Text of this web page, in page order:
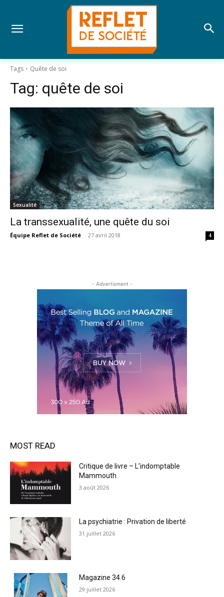
Tags Quête de soi
Tag: quête de soi
Sexualité
La transsexualité, une quête du soi
Équipe Reflet de Société - 27 avril 2018 4
- Advertisment -
MOST READ
Critique de livre – L’indomptable
Mammouth
3 août 2026
La psychiatrie : Privation de liberté
31 juillet 2026
Magazine 34.6
29 juillet 2026